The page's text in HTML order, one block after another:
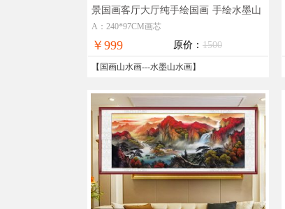
景国画客厅大厅纯手绘国画 手绘水墨山
水风景国画
A：240*97CM画芯
￥999 原价： 1500
【 国画山水画---水墨山水画】